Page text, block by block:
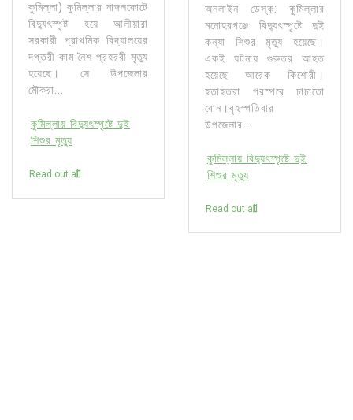
কুমিল্লা) কুমিল্লার নাঙ্গলকোটে
বিদ্যুৎস্পৃষ্ট হয়ে আলীয়ারা
সরকারী প্রাথমিক বিদ্যালয়ের
দপ্তরী কাম নৈশ প্রহররী মৃত্যু
হয়েছে। সে উপজেলার
মৌকরা...
কুমিল্লায় বিদ্যুৎস্পৃষ্টে দুই
শিশুর মৃত্যু
Read out all
অনলাইন ডেস্ক: কুমিল্লার
মনোহরগঞ্জে বিদ্যুৎস্পৃষ্টে দুই
কন্যা শিশুর মৃত্যু হয়েছে।
একই ঘটনায় গুরুতর আহত
হয়েছে আরেক কিশোরী।
হতাহতরা পরস্পরে চাচাতো
বোন।বৃহস্পতিবার
উপজেলার...
কুমিল্লায় বিদ্যুৎস্পৃষ্টে দুই
শিশুর মৃত্যু
Read out all